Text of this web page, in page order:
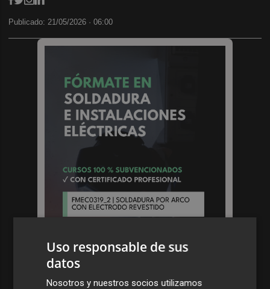
Publicado: 21/05/2026 ·06:00
Uso responsable de sus
datos
Nosotros y nuestros socios utilizamos